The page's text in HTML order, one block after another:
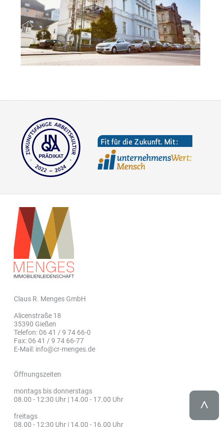
Claus R. Menges GmbH
Alicenstraße 18
35390 Gießen
Telefon: 06 41 / 9 74 66-0
Fax: 06 41 / 9 74 66-77
E-Mail: info@cr-menges.de
Öffnungszeiten
montags bis donnerstags
08.00 - 12:30 Uhr | 14.00 - 17.00 Uhr
freitags
08.00 - 12:30 Uhr | 14.00 - 16.00 Uhr